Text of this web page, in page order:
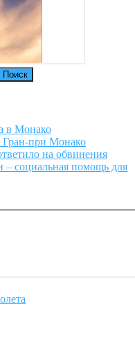
в Монако
Гран-при Монако
на обвинения
социальная помощь для